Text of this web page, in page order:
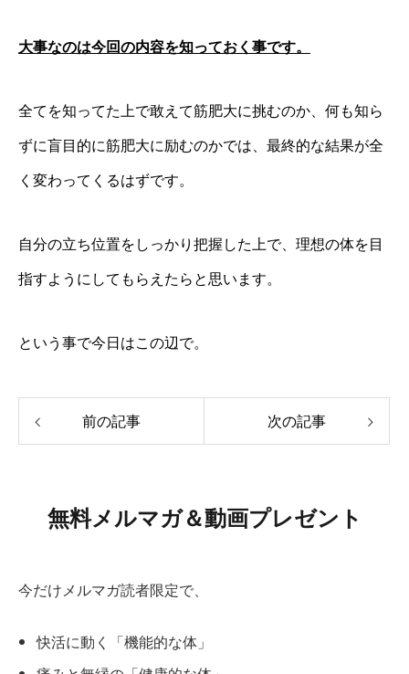
大事なのは今回の内容を知っておく事です。
全てを知ってた上で敢えて筋肥大に挑むのか、何も知ら
ずに盲目的に筋肥大に励むのかでは、最終的な結果が全
く変わってくるはずです。
自分の立ち位置をしっかり把握した上で、理想の体を目
指すようにしてもらえたらと思います。
という事で今日はこの辺で。
前の記事 次の記事
無料メルマガ＆動画プレゼント
今だけメルマガ読者限定で、
快活に動く「機能的な体」